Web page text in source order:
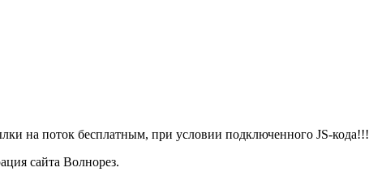
на поток бесплатным, при условии подключенного JS-кода!!!
сайта Волнорез.